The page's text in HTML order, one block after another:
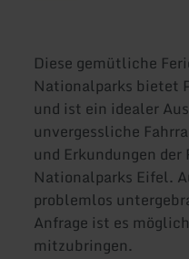
Diese gemütliche
Nationalparks bietet
und ist ein idealer
unvergessliche
und Erkundungen
Nationalparks Eifel.
problemlos
Anfrage ist es
mitzubringen.